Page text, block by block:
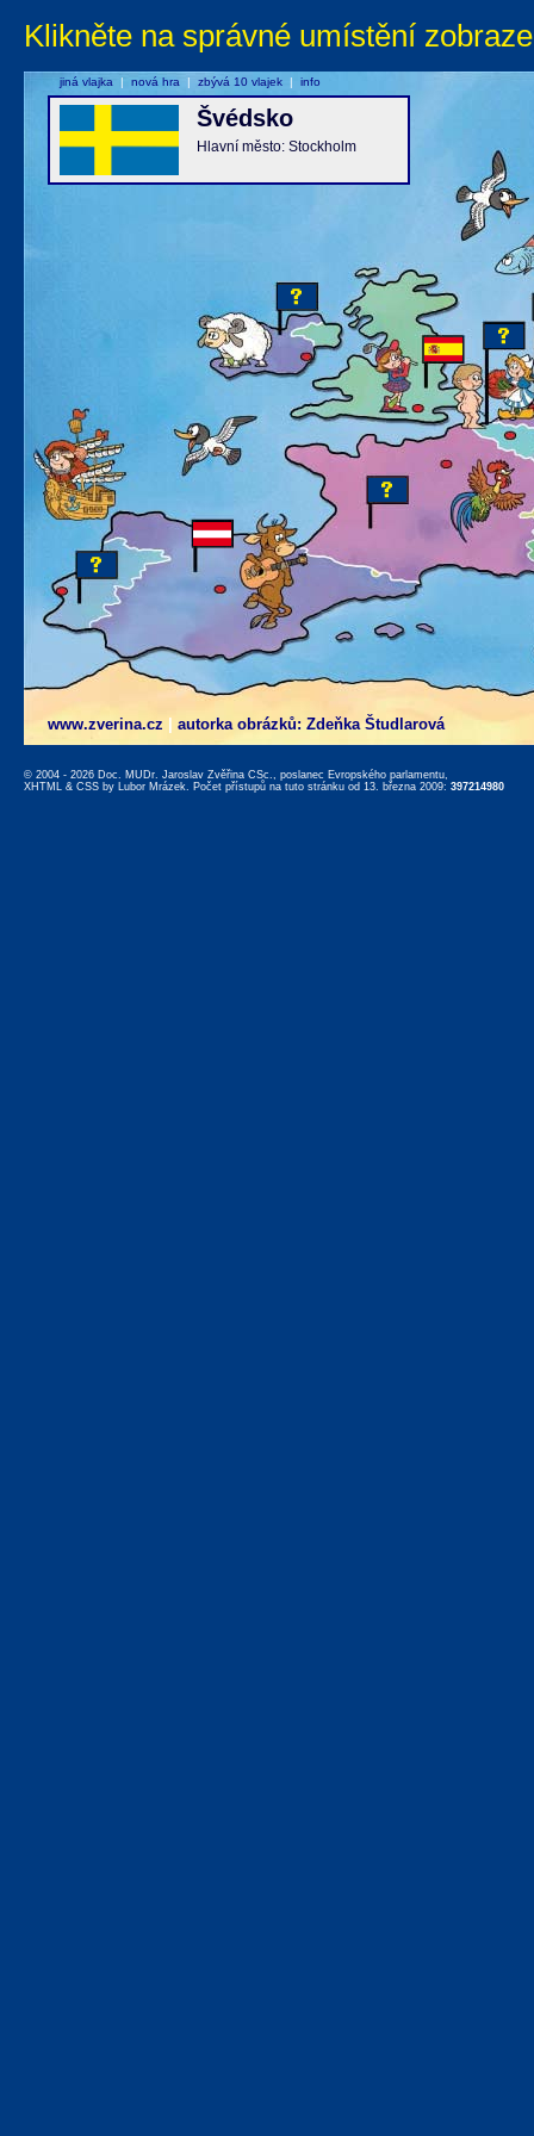
Klikněte na správné umístění
www.zverina.cz autorka obrázků: Zdeňka Študlarová
Švédsko
Hlavní město: Stockholm
jiná vlajka | nová hra | zbývá 10 vlajek | info
© 2004 - 2026 Doc. MUDr. Jaroslav Zvěřina CSc., poslanec Evropského parlamentu,
XHTML & CSS by Lubor Mrázek. Počet přístupů na tuto stránku od 13. března 2009: 397214980